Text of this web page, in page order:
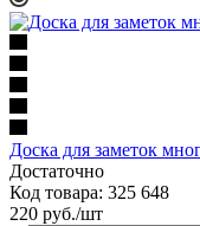
Доска для заметок
Достаточно
Код товара: 325 648
220 руб./шт